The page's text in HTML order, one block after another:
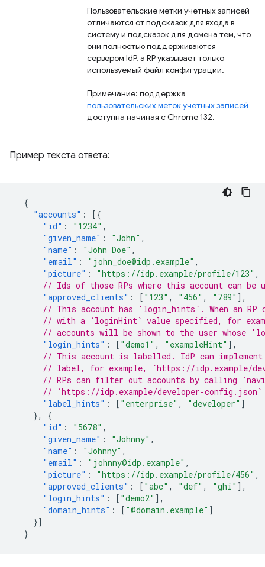
Пользовательские метки учетных записей
отличаются от подсказок для входа в
систему и подсказок для домена тем, что
они полностью поддерживаются
сервером IdP, а RP указывает только
используемый файл конфигурации.
Примечание: поддержка
пользовательских меток учетных записей
доступна начиная с Chrome 132.
Пример текста ответа:
{
"accounts" :
[{
"id" : "1234" ,
"given_name" : "John" ,
"name" : "John Doe" ,
"email" : "john_doe@idp.example" ,
"picture" : "https://idp.example/profile/123" ,
// Ids of those RPs where this account can be
"approved_clients" : [ "123" , "456" , "789" ],
// This account has 'login_hints`. When an
// with a `loginHint` value specified, for
// accounts will be shown to the user whose
"login_hints" : [ "demo1" , "exampleHint" ],
// This account is labelled. IdP can
// label, for example, `https://idp.example/
// RPs can filter out accounts by calling
// `https://idp.example/developer-
"label_hints" : [ "enterprise" , "developer" ]
},
{
"id" : "5678" ,
"given_name" : "Johnny" ,
"name" : "Johnny" ,
"email" : "johnny@idp.example" ,
"picture" : "https://idp.example/profile/456" ,
"approved_clients" : [ "abc" , "def" , "ghi" ],
"login_hints" : [ "demo2" ],
"domain_hints" : [ "@domain.example" ]
}]
}